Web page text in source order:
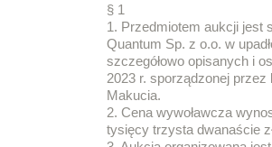
§ 1
1. Przedmiotem aukcji jest
Quantum Sp. z o.o. w
szczegółowo opisanych i
2023 r. sporządzonej przez
Makucia.
2. Cena wywoławcza
tysięcy trzysta dwanaście